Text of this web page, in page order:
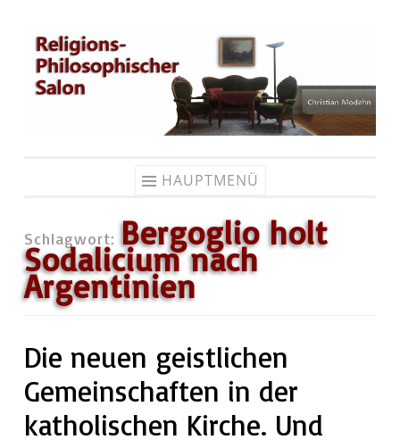
Zum
Inhalt
springen
HAUPTMENÜ
Schlagwort: Bergoglio holt
Sodalicium nach
Argentinien
Die neuen geistlichen
Gemeinschaften in der
katholischen Kirche. Und